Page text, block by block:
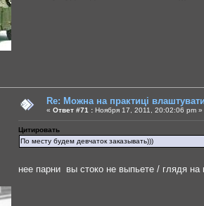
Re: Можна на практиці
« Ответ #71 : Ноября 17, 2011, 20:02:06 pm »
Цитировать
По месту будем девчаток заказывать)))
нее парни вы стоко не выпьете / глядя